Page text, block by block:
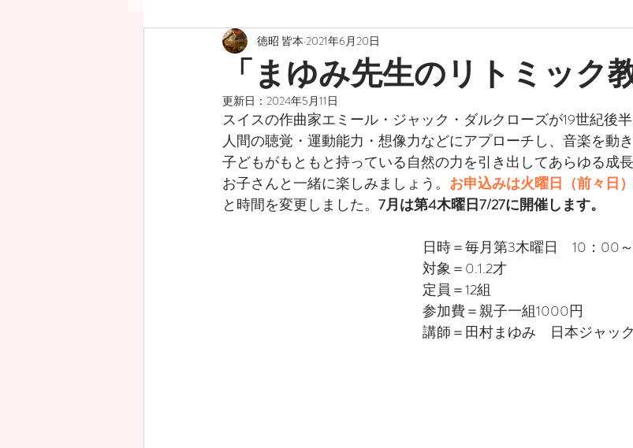
「まゆみ先生のリトミック
徳昭 皆本 2021年6月20日
更新日： 2024年5月11日
スイスの作曲家エミール・ジャック・ダルクローズが19世紀後
人間の聴覚・運動能力・想像力などにアプローチし、音楽を動
子どもがもともと持っている自然の力を引き出してあらゆる成
お子さんと一緒に楽しみましょう。 お申込みは火曜日（前々日）
と時間を変更しました。 7月は第4木曜日7/27に開催します。
日時＝毎月第3木曜日　10：00
対象＝0.1.2才
定員＝12組
参加費＝親子一組1000円
講師＝田村まゆみ　日本ジャッ